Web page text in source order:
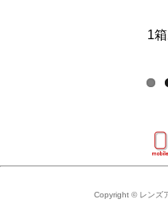
1箱あ
Copyright © レンズ